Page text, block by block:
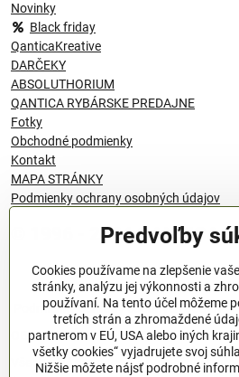
Novinky
Black friday
QanticaKreative
DARČEKY
ABSOLUTHORIUM
QANTICA RYBÁRSKE PREDAJNE
Fotky
Obchodné podmienky
Kontakt
MAPA STRÁNKY
Podmienky ochrany osobných údajov
© 1996 - 2024 QANTICA
Podmienky ochrany osobných údajov
OBCHODNÉ PODMIENKY
Všeobecné nariadenie o bezpečnosti
Predvoľby
Cookies používame na zlepšenie
stránky, analýzu jej výkonnosti a
používaní. Na tento účel môžeme
tretích strán a zhromaždené
partnerom v EÚ, USA alebo iných
všetky cookies“ vyjadrujete svoj
Nižšie môžete nájsť podrobné